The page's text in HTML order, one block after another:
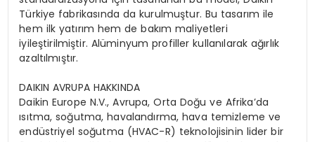
Türkiye fabrikasında da kurulmuştur. Bu tasarım ile
hem ilk yatırım hem de bakım maliyetleri
iyileştirilmiştir. Alüminyum profiller kullanılarak ağırlık
azaltılmıştır.
DAIKIN AVRUPA HAKKINDA
Daikin Europe N.V., Avrupa, Orta Doğu ve Afrika’da
ısıtma, soğutma, havalandırma, hava temizleme ve
endüstriyel soğutma (HVAC-R) teknolojisinin lider bir